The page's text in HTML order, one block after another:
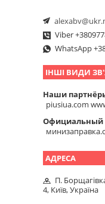
Viber
WhatsApp
ІНШІ ВИДИ
Наши
piusiua.com
Официальный
П.
4, Київ, Україна